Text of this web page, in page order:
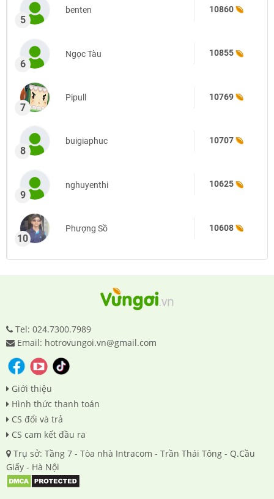
5
benten 10860
6
Ngọc Tàu 10855
7
Pipull 10769
8
buigiaphuc 10707
9
nghuyenthi 10625
10
Phượng Sồ 10608
Tel: 024.7300.7989
Email: hotrovungoi.vn@gmail.com
Giới thiệu
Hình thức thanh toán
CS đổi và trả
CS cam kết đầu ra
Trụ sở: Tầng 7 - Tòa nhà Intracom - Trần Thái Tông - Q.Cầu
Giấy - Hà Nội